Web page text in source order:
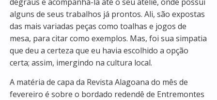
alguns de seus trabalhos já prontos. Ali, são expostas
das mais variadas peças como toalhas e jogos de
mesa, para citar como exemplos. Mas, foi sua simpatia
que deu a certeza que eu havia escolhido a opção
certa; assim, imergindo na cultura local.
A matéria de capa da Revista Alagoana do mês de
fevereiro é sobre o bordado redendê de Entremontes